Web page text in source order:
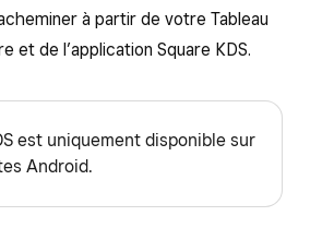
à partir de votre Tableau
et de l’application Square KDS.
est uniquement disponible sur
Android.